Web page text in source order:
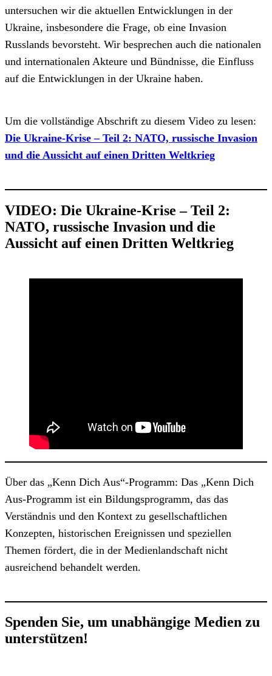
untersuchen wir die aktuellen Entwicklungen in der
Ukraine, insbesondere die Frage, ob eine Invasion
Russlands bevorsteht. Wir besprechen auch die nationalen
und internationalen Akteure und Bündnisse, die Einfluss
auf die Entwicklungen in der Ukraine haben.
Um die vollständige Abschrift zu diesem Video zu lesen:
Die Ukraine-Krise – Teil 2: NATO, russische Invasion
und die Aussicht auf einen Dritten Weltkrieg
VIDEO: Die Ukraine-Krise – Teil 2:
NATO, russische Invasion und die
Aussicht auf einen Dritten Weltkrieg
Über das „Kenn Dich Aus“-Programm: Das „Kenn Dich
Aus-Programm ist ein Bildungsprogramm, das das
Verständnis und den Kontext zu gesellschaftlichen
Konzepten, historischen Ereignissen und speziellen
Themen fördert, die in der Medienlandschaft nicht
ausreichend behandelt werden.
Spenden Sie, um unabhängige Medien zu
unterstützen!